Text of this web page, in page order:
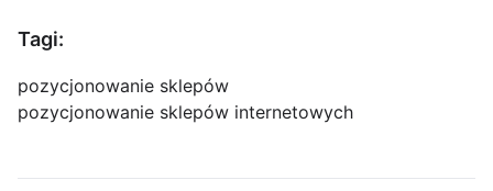
Tagi:
pozycjonowanie sklepów
pozycjonowanie sklepów internetowych